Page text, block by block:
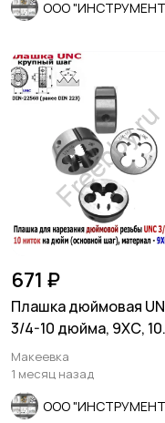
671 ₽
Плашка дюймовая
3/4-10 дюйма, 9ХС, 10
ниток на дюйм, 45/18
Макеевка
1 месяц назад